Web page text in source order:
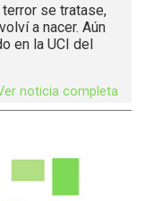
se tratase,
a nacer. Aún
en la UCI del
noticia completa